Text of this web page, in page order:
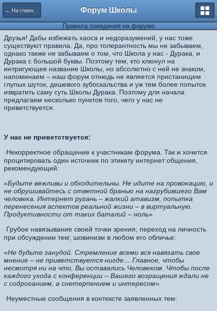
← На главную страницу Форум Школы
Правила поведения на форуме
Друзья! Дабы избежать хаоса и недоразумений, у нас тоже
существуют правила. Да, про толерантность мы не забываем,
однако также не забываем о том, что Школа у нас - Дурака, и
Дурака с большой буквы. Поэтому тем, кто клюнул на
интригующее название Школы, но абсолютно с ней не знаком,
напоминаем – наш форум отнюдь не является пристанищем
глупых шуток, дешевого зубоскальства и уж тем более попыток
извратить саму суть Школы Дурака. Поэтому для начала
предлагаем несколько пунктов того, чего у нас не
приветствуется.
У нас не приветствуется:
· Некорректное обращение к участникам форума. Так и хочется
процитировать один источник по этикету интернет общения,
рекомендующий:
«Будьте вежливы и обходительны. Не идите на провокацию, и
не обрушивайтесь с ответной бранью на нагрубившего Вам
человека. Интернет ругань – жалкий атавизм, попытка
перенесения аспектов реальной жизни – в виртуальную.
Продуктивности от таких баталий – ноль»
· Грубое навязывание своей точки зрения; переход на личность
при обсуждении тем; шовинизм в любом его обличье:
«Не будьте занудой. Стремление всеми вся навязать свое
мнение – не приветствуется нигде… Главное, чтобы
несмотря ни на что, Вы оставались Человеком. Чтобы после
каждого ухода с конференции – Вашего возращения ждали не
с содроганием, а снетерпением и интересом».
· Неуместные сообщения в контексте заявленных тем: